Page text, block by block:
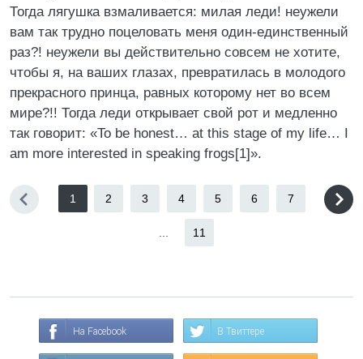
Тогда лягушка взмаливается: милая леди! неужели
вам так трудно поцеловать меня один-единственный
раз?! неужели вы действительно совсем не хотите,
чтобы я, на ваших глазах, превратилась в молодого
прекрасного принца, равных которому нет во всем
мире?!! Тогда леди открывает свой рот и медленно
так говорит: «To be honest… at this stage of my life… I
am more interested in speaking frogs[1]».
1 2 3 4 5 6 7
11
На Facebook В Твиттере